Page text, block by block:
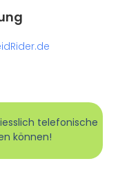
telefonische
können!